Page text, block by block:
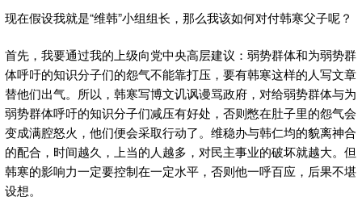
现在假设我就是“维韩”小组组长，那么我该如何对付韩寒父子呢？
首先，我要通过我的上级向党中央高层建议：弱势群体和为弱势群
体呼吁的知识分子们的怨气不能靠打压，要有韩寒这样的人写文章
替他们出气。所以，韩寒写博文讥讽谩骂政府，对给弱势群体与为
弱势群体呼吁的知识分子们减压有好处，否则憋在肚子里的怨气会
变成满腔怒火，他们便会采取行动了。维稳办与韩仁均的貌离神合
的配合，时间越久，上当的人越多，对民主事业的破坏就越大。但
韩寒的影响力一定要控制在一定水平，否则他一呼百应，后果不堪
设想。